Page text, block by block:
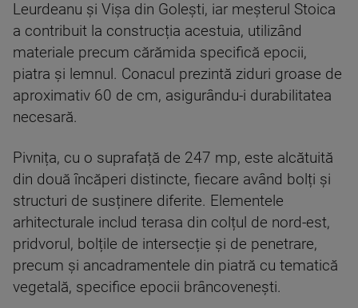
Leurdeanu și Vișa din Golești, iar meșterul Stoica
a contribuit la construcția acestuia, utilizând
materiale precum cărămida specifică epocii,
piatra și lemnul. Conacul prezintă ziduri groase de
aproximativ 60 de cm, asigurându-i durabilitatea
necesară.
Pivnița, cu o suprafață de 247 mp, este alcătuită
din două încăperi distincte, fiecare având bolți și
structuri de susținere diferite. Elementele
arhitecturale includ terasa din colțul de nord-est,
pridvorul, bolțile de intersecție și de penetrare,
precum și ancadramentele din piatră cu tematică
vegetală, specifice epocii brâncovenești.